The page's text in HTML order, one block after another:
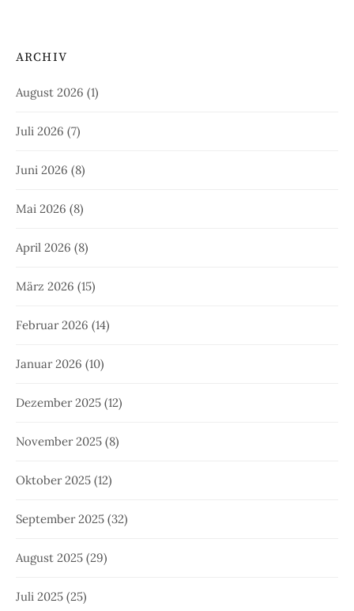
ARCHIV
August 2026 (1)
Juli 2026 (7)
Juni 2026 (8)
Mai 2026 (8)
April 2026 (8)
März 2026 (15)
Februar 2026 (14)
Januar 2026 (10)
Dezember 2025 (12)
November 2025 (8)
Oktober 2025 (12)
September 2025 (32)
August 2025 (29)
Juli 2025 (25)